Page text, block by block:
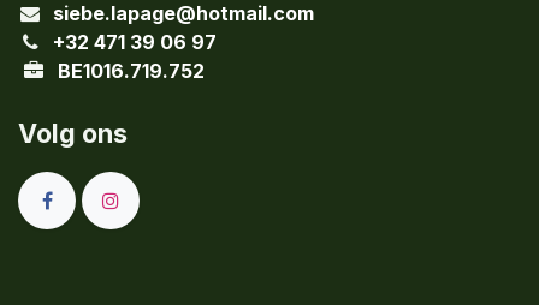
siebe.lapage@hotmail.com
+32 471 39 06 97
BE1016.719.752
Volg ons